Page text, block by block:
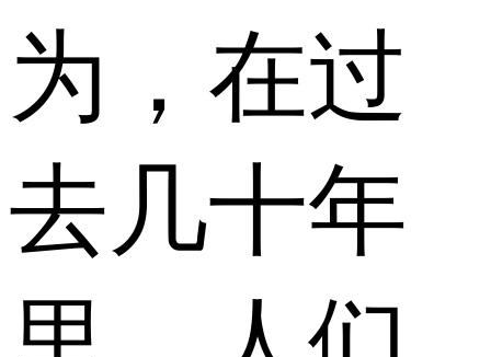
为，在过
去几十年